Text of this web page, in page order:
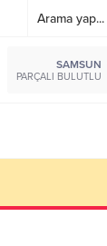
SAMSUN
PARÇALI BULUTLU